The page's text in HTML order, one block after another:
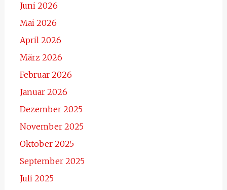
Juni 2026
Mai 2026
April 2026
März 2026
Februar 2026
Januar 2026
Dezember 2025
November 2025
Oktober 2025
September 2025
Juli 2025